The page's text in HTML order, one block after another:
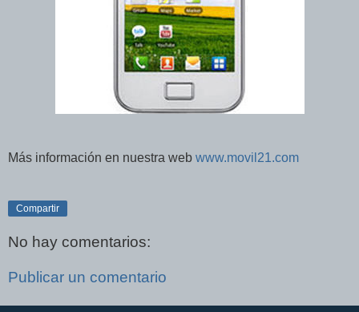
Más información en nuestra web www.movil21.com
Compartir
No hay comentarios:
Publicar un comentario